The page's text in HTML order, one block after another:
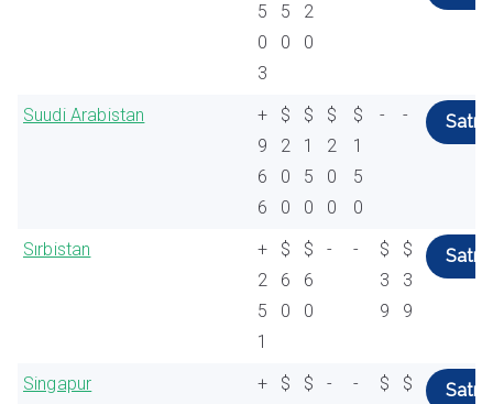
5
0
3
5
0
2
0
Suudi Arabistan
+
9
6
6
$
2
0
0
$
1
5
0
$
2
0
0
$
1
5
0
- - Satın
Sırbistan
+
2
5
1
$
6
0
$
6
0
- -
$
3
9
$
3
9
Satın
Singapur + $ $ - - $ $ Satın